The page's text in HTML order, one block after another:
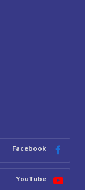
Facebook
YouTube